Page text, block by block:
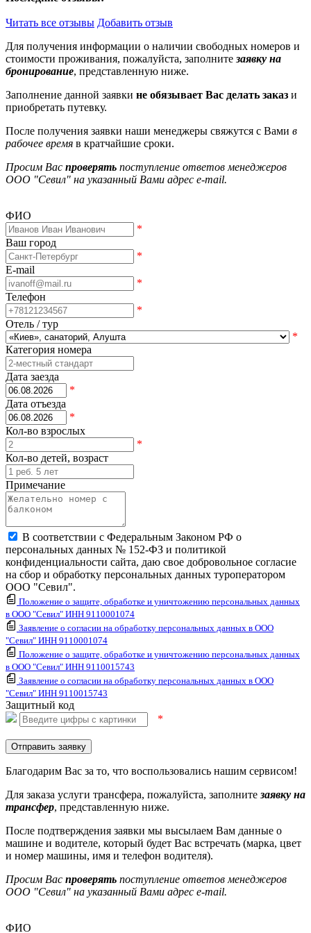
Читать все отзывы Добавить отзыв
Для получения информации о наличии свободных номеров и
стоимости проживания, пожалуйста, заполните заявку на
бронирование, представленную ниже.
Заполнение данной заявки не обязывает Вас делать заказ и
приобретать путевку.
После получения заявки наши менеджеры свяжутся с Вами в
рабочее время в кратчайшие сроки.
Просим Вас проверять поступление ответов менеджеров
ООО "Севил" на указанный Вами адрес e-mail.
ФИО
*
Ваш город
*
E-mail
*
Телефон
*
Отель / тур
*
Категория номера
Дата заезда
*
Дата отъезда
*
Кол-во взрослых
*
Кол-во детей, возраст
Примечание
В соответствии с Федеральным Законом РФ о
персональных данных № 152-ФЗ и политикой
конфиденциальности сайта, даю свое добровольное согласие
на сбор и обработку персональных данных туроператором
ООО "Севил".
Положение о защите, обработке и уничтожению персональных данных
в ООО "Севил" ИНН 9110001074
Заявление о согласии на обработку персональных данных в ООО
"Севил" ИНН 9110001074
Положение о защите, обработке и уничтожению персональных данных
в ООО "Севил" ИНН 9110015743
Заявление о согласии на обработку персональных данных в ООО
"Севил" ИНН 9110015743
Защитный код
*
Отправить заявку
Благодарим Вас за то, что воспользовались нашим сервисом!
Для заказа услуги трансфера, пожалуйста, заполните заявку на
трансфер, представленную ниже.
После подтверждения заявки мы высылаем Вам данные о
машине и водителе, который будет Вас встречать (марка, цвет
и номер машины, имя и телефон водителя).
Просим Вас проверять поступление ответов менеджеров
ООО "Севил" на указанный Вами адрес e-mail.
ФИО